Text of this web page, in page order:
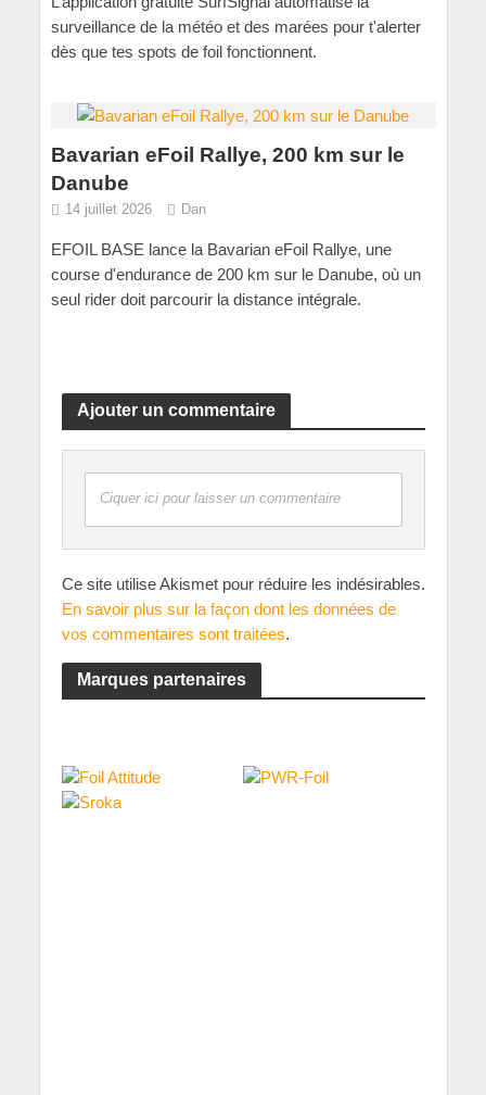
surveillance de la météo et des marées pour t'alerter
dès que tes spots de foil fonctionnent.
Bavarian eFoil Rallye, 200 km sur le
Danube
14 juillet 2026 Dan
EFOIL BASE lance la Bavarian eFoil Rallye, une
course d'endurance de 200 km sur le Danube, où un
seul rider doit parcourir la distance intégrale.
Ajouter un commentaire
Ciquer ici pour laisser un commentaire
Ce site utilise Akismet pour réduire les indésirables.
En savoir plus sur la façon dont les données de
vos commentaires sont traitées.
Marques partenaires